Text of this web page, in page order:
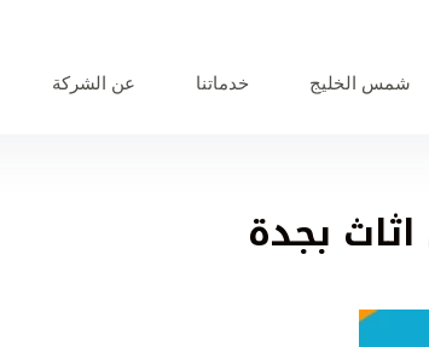
شمس الخليج خدماتنا عن الشركة
بجدة